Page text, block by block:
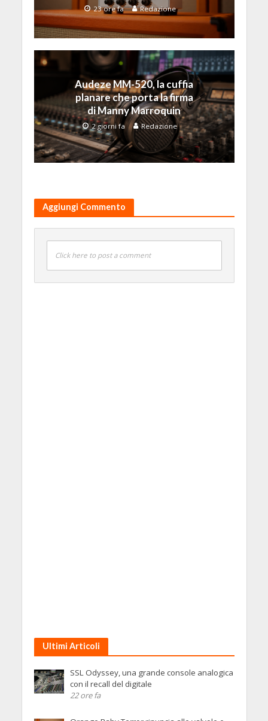
23 ore fa Redazione
Audeze MM-520, la cuffia
planare che porta la firma
di Manny Marroquin
2 giorni fa Redazione
Aggiungi Commento
Click here to post a comment
Ultimi Articoli
SSL Odyssey, una grande console analogica
con il recall del digitale
22 ore fa